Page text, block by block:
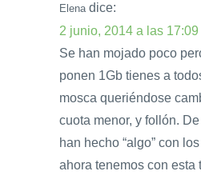
Elena dice:
2 junio, 2014 a las 17:09
Se han mojado poco
ponen 1Gb tienes a
mosca queriéndose
cuota menor, y follón.
han hecho “algo” con
ahora tenemos con esta